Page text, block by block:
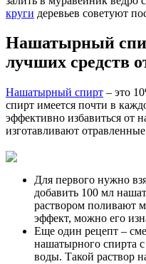
круги деревьев советуют
Нашатырный
лучших средств
Нашатырный спирт – это
спирт имеется почти в
эффективно избавиться от
изготавливают
Для первого нужно
добавить 100 мл
раствором поливают
эффект, можно его
Еще один рецепт –
нашатырного спирта
воды. Такой раствор